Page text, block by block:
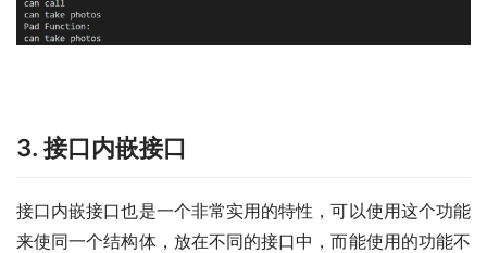
3. 接口内嵌接口
接口内嵌接口也是一个非常实用的特性，可以使用这个功能
来使同一个结构体，放在不同的接口中，而能使用的功能不